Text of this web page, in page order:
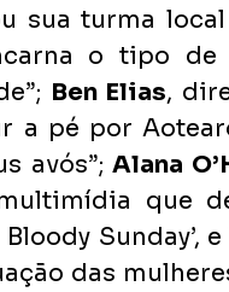
sua turma
o tipo
Ben Elias,
a pé por
avós”; Alana
que
Bloody
das